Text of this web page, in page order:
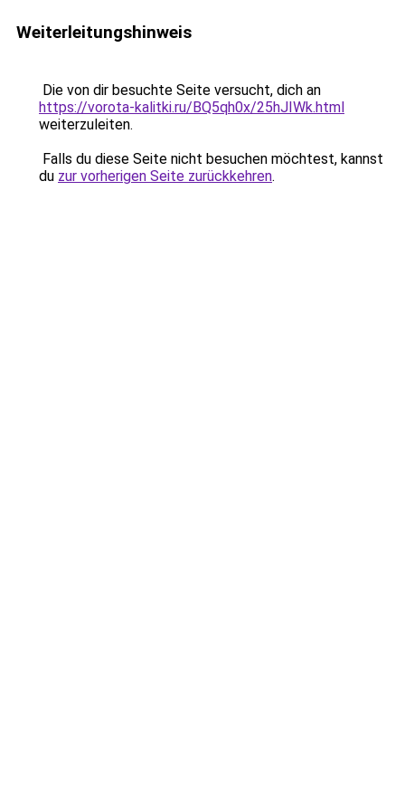
Weiterleitungshinweis
Die von dir besuchte Seite versucht, dich an
https://vorota-kalitki.ru/BQ5qh0x/25hJIWk.html
weiterzuleiten.
Falls du diese Seite nicht besuchen möchtest, kannst
du zur vorherigen Seite zurückkehren.